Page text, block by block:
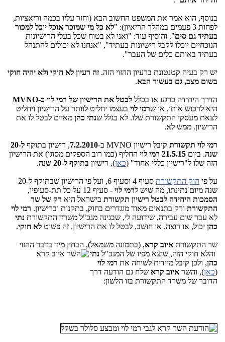
בנוסף, הוא אמר את המשפט החשוב הבא (וחזר עליו בכמה וריאציות,
לפחות 3 פעמים במהלך הריאיון): "
לא כל מי שמוכר אוכל יוכל למכור
בעתיד גם סים". והוסיף עוד: "ואני לא בטוח שכל בעלי הרישיונות
הנוכחיים יוכלו לקבל רישיונות בעתיד", "אנחנו לא יכולים להתנהל
בעתיד באותם כלים של העבר".
יש רק בעיה קטנטונת ברעיון ההזוי הזה. זה רעיון לא חוקי ולא יהיה חוקי
בשום מצב, גם בעשור הבא.
הדרך היחידה כרגע או בכלל לבטל את הרישיון של רמי לוי כ-MVNO
היא לרכוש אותו, או שרמי לוי בעצמו יחליט לוותר על הרישיון ויחליט
לצאת מעסקי התקשורת שלו. לא בגלל שנתי כהן מאיים לבטל לו את
הרישיון. ממש לא.
רמי לוי תקשורת קיבל רישיון MVNO ב- 7.2.2010, רישיון בתוקף
ל-20
שנה. ביום 21.5.15 רמי לוי
החליף (כמו רוב הספקים מסוגו) את הרישיון
הזה שלו ל"רישיון כללי אחוד" (כאן), רישיון בתוקף ל-20 שנה .
על פי חוק התקשורת
סעיף 4 וסעיף 6, ועל פי הרישיון שבתוקף ל-20
שנה מיום נתינתו, מה שיש לרמי לוי - סעיף 12 על כל תת-סעיפיו,
הסמכות היחידה לבטל רישיון תקשורת בישראל היא רק של שר
התקשורת ורק בתנאים מאוד מוגדרים בחוק, בתקנות וברישיון. רמי לוי
לא עבר שום עבירה, שידועה לי, שבגינה מנכ"ל משרד התקשורת נתי
כהן יכול, או רוצה, או חושב, לבטל לו את הרישיון. זה פשוט לא חוקי.
שר התקשורת איוב קרא, (בתמונה משמאל), הבחין מיד בדבר ההזוי
והלא חוקי הזה, שיצא מפיו של המנכ"ל נתי
כהן, ולכן קיבל מיידית לשיחה את רמי לוי
(כאן), והשר איוב קרא שלח גם הודעה דרך
הדובר של משרד התקשורת בזו הלשון: